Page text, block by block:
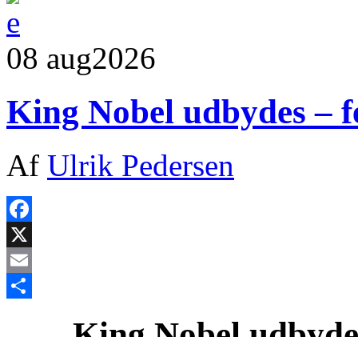
08 aug2026
King Nobel udbydes –
Af Ulrik Pedersen
Facebook
X
Email